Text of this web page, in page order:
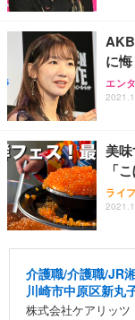
に
エン
美
「
ライフ
介護職/介護職/JR
川崎市中原区新丸
株式会社ケアリッ